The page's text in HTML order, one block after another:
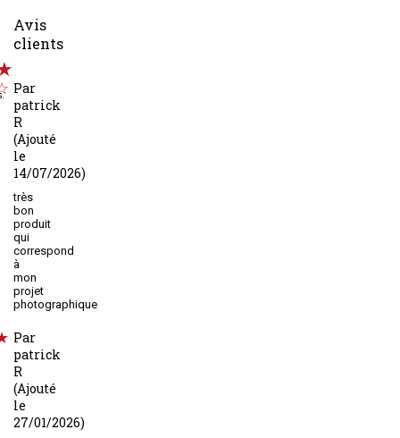
Avis
clients
Par
patrick
R
(Ajouté
le
14/07/2026)
très
bon
produit
qui
correspond
à
mon
projet
photographique
Par
patrick
R
(Ajouté
le
27/01/2026)